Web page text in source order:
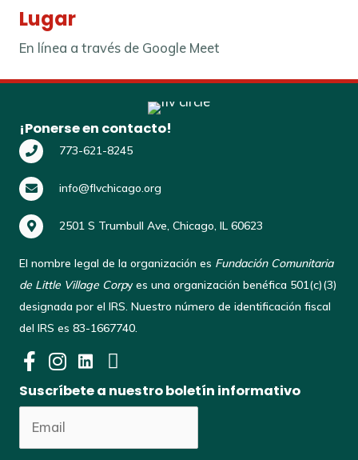
Lugar
En línea a través de Google Meet
¡Ponerse en contacto!
773-621-8245
info@flvchicago.org
2501 S Trumbull Ave, Chicago, IL 60623
El nombre legal de la organización es Fundación Comunitaria
de Little Village Corpy es una organización benéfica 501(c)(3)
designada por el IRS. Nuestro número de identificación fiscal
del IRS es 83-1667740.
Suscríbete a nuestro boletín informativo